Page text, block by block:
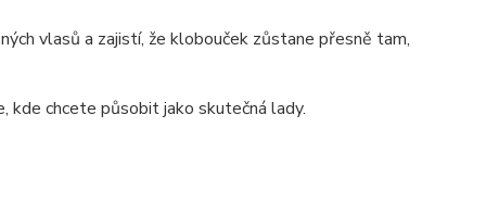
vlasů a zajistí, že klobouček zůstane přesně tam,
kde chcete působit jako skutečná lady.